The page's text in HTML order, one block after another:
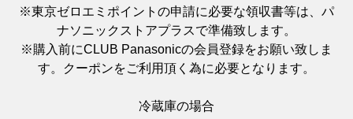
※東京ゼロエミポイントの申請に必要な領収書等は、パ
ナソニックストアプラスで準備致します。
※購入前にCLUB Panasonicの会員登録をお願い致しま
す。クーポンをご利用頂く為に必要となります。
冷蔵庫の場合